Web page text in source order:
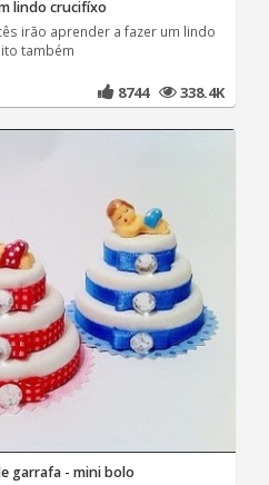
lindo crucifíxo
irão aprender a fazer um lindo
também
8744 338.4K
garrafa - mini bolo